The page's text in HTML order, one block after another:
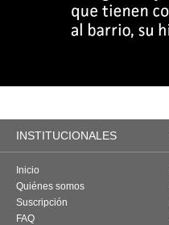
INSTITUCIONALES
Inicio
Quiénes somos
Suscripción
FAQ